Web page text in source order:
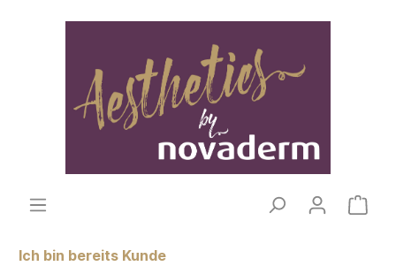
Ich bin bereits Kunde